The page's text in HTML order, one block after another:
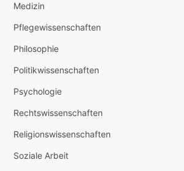
Medizin
Pflegewissenschaften
Philosophie
Politikwissenschaften
Psychologie
Rechtswissenschaften
Religionswissenschaften
Soziale Arbeit